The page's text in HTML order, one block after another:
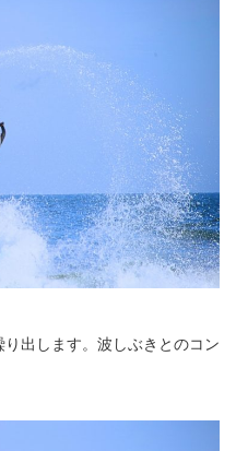
出します。波しぶきとのコン